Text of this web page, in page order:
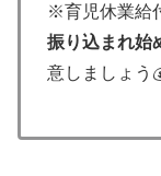
※育児休業給
振り込まれ始
意しましょう